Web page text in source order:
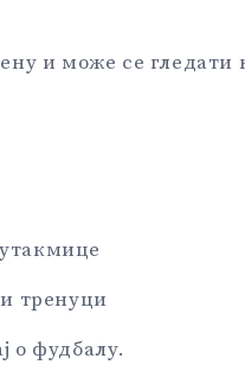
и може се
тренуци
о фудбалу.